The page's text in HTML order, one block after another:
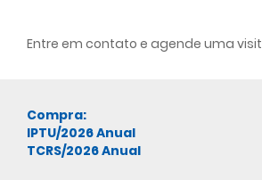
Entre em contato e agende uma
Compra:
IPTU/2026 Anual
TCRS/2026 Anual